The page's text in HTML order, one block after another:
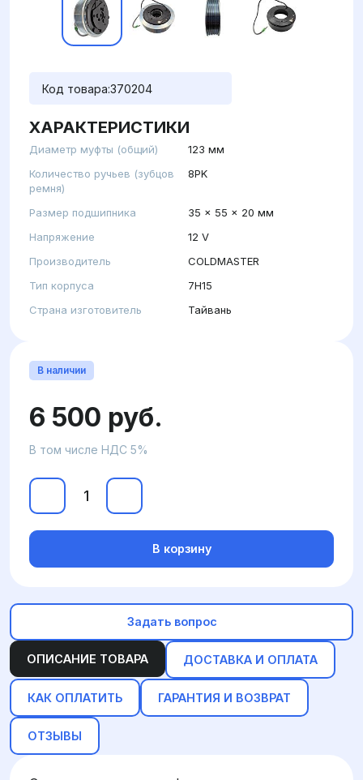
Код товара:370204
ХАРАКТЕРИСТИКИ
Диаметр муфты (общий)
123 мм
Количество ручьев (зубцов
ремня)
8PK
Размер подшипника
35 x 55 x 20 мм
Напряжение
12 V
Производитель
COLDMASTER
Тип корпуса
7H15
Страна изготовитель
Тайвань
ОПИСАНИЕ ТОВАРА ДОСТАВКА И ОПЛАТА
КАК ОПЛАТИТЬ ГАРАНТИЯ И ВОЗВРАТ
ОТЗЫВЫ
В наличии
6 500 руб.
В том числе НДС 5%
В корзину
Задать вопрос